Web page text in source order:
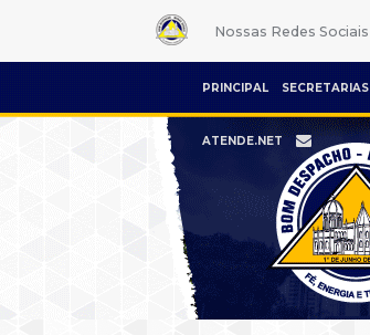
Nossas Redes Sociais
PRINCIPAL SECRETARIAS
ATENDE.NET